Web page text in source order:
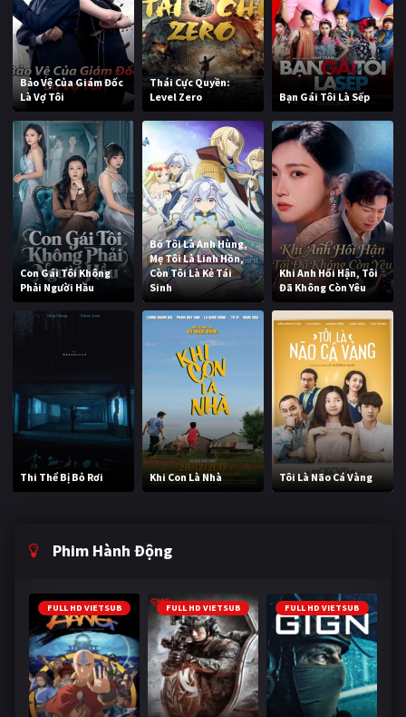
Bảo Vệ Của Giám Đốc
Là Vợ Tôi
Thái Cực Quyền:
Level Zero
Bạn Gái Tôi Là Sếp
Con Gái Tôi Không
Phải Người Hầu
Bố Tôi Là Anh Hùng,
Mẹ Tôi Là Linh Hồn,
Còn Tôi Là Kẻ Tái
Sinh
Khi Anh Hối Hận, Tôi
Đã Không Còn Yêu
Thi Thể Bị Bỏ Rơi Khi Con Là Nhà Tôi Là Não Cá Vàng
Phim Hành Động
FULL HD VIETSUB FULL HD VIETSUB FULL HD VIETSUB